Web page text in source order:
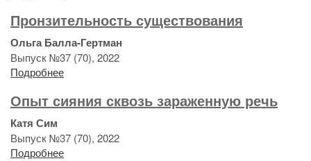
Пронзительность существования
Ольга Балла-Гертман
Выпуск №37 (70), 2022
Подробнее
Опыт сияния сквозь зараженную речь
Катя Сим
Выпуск №37 (70), 2022
Подробнее